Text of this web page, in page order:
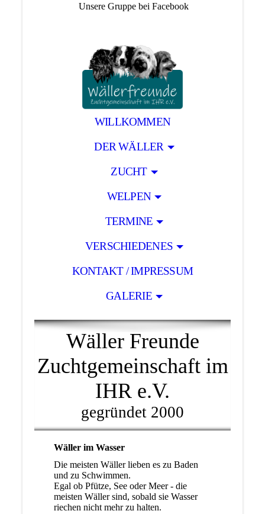
Unsere Gruppe bei Facebook
WILLKOMMEN
DER WÄLLER
ZUCHT
WELPEN
TERMINE
VERSCHIEDENES
KONTAKT / IMPRESSUM
GALERIE
Wäller Freunde
Zuchtgemeinschaft im
IHR e.V.
gegründet 2000
Wäller im Wasser
Die meisten Wäller lieben es zu Baden
und zu Schwimmen.
Egal ob Pfütze, See oder Meer - die
meisten Wäller sind, sobald sie Wasser
riechen nicht mehr zu halten.